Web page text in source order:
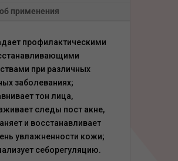
применения
профилактическими
при различных
заболеваниях;
тон лица,
следы пост акне,
и восстанавливает
увлажненности кожи;
себорегуляцию.